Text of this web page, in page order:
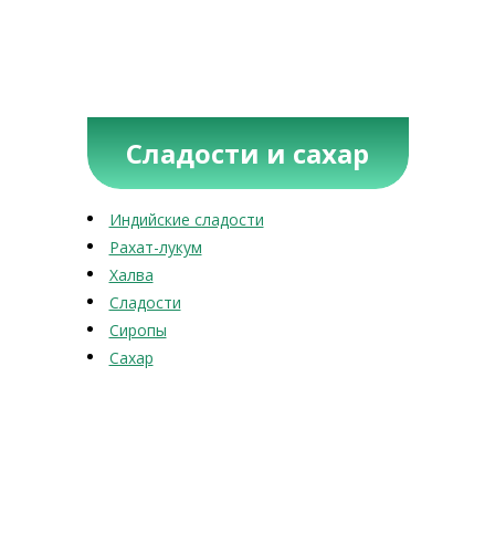
Сладости и сахар
Индийские сладости
Рахат-лукум
Халва
Сладости
Сиропы
Сахар